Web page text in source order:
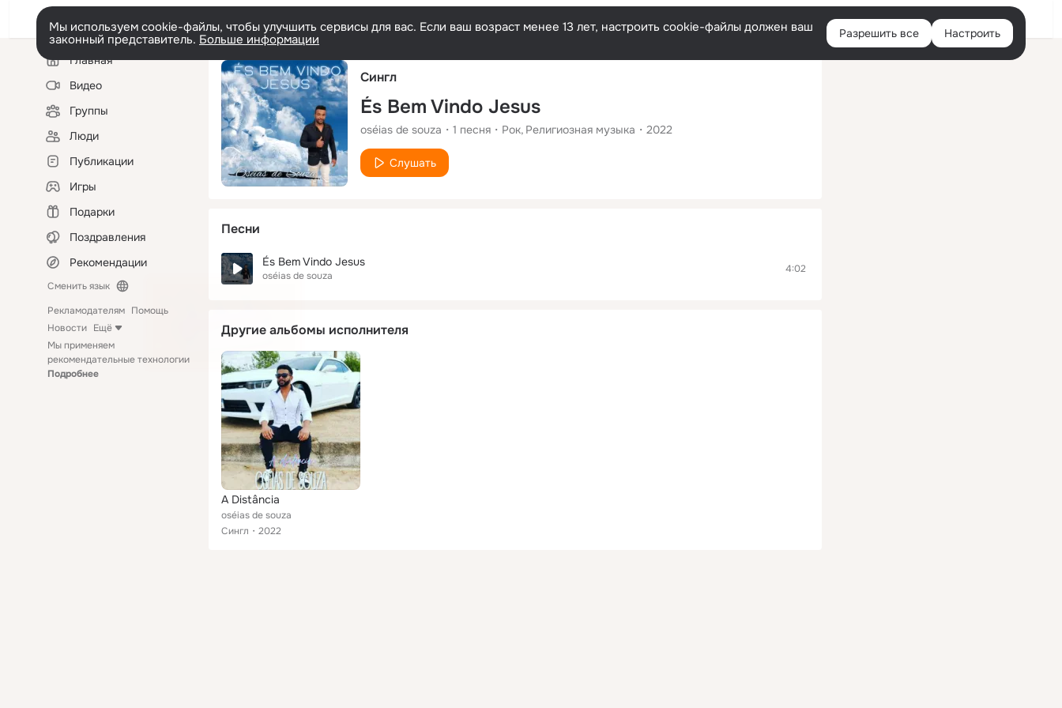
Русский Войти
Мы используем cookie-файлы, чтобы улучшить сервисы для вас. Если ваш возраст менее 13 лет, настроить cookie-файлы должен ваш
законный представитель. Больше информации Разрешить все Настроить
Левая
колонкаГлавная
Видео
Группы
Люди
Публикации
Игры
Подарки
Поздравления
Рекомендации
Сменить язык
Рекламодателям Помощь
Новости Ещё
Мы применяем
рекомендательные технологии
Подробнее
Сингл
És Bem Vindo Jesus
oséias de souza 1 песня Рок Религиозная музыка 2022
Слушать
Песни
És Bem Vindo Jesus
oséias de souza
4:02
Другие альбомы исполнителя
A Distância
oséias de souza
Сингл
2022